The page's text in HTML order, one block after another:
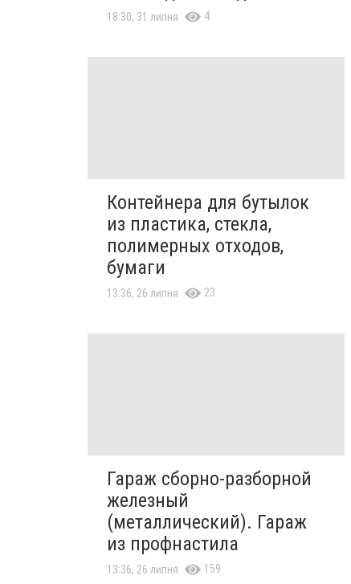
18:30, 31 липня 4
Контейнера для бутылок
из пластика, стекла,
полимерных отходов,
бумаги
13:36, 26 липня 23
Гараж сборно-разборной
железный
(металлический). Гараж
из профнастила
13:36, 26 липня 159